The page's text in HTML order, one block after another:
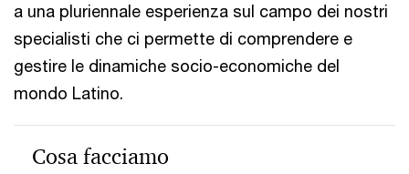
a una pluriennale esperienza sul campo dei nostri
specialisti che ci permette di comprendere e
gestire le dinamiche socio-economiche del
mondo Latino.
Cosa facciamo